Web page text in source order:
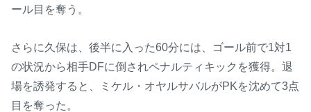
ール目を奪う。
さらに久保は、後半に入った60分には、ゴール前で1対1
の状況から相手DFに倒されペナルティキックを獲得。退
場を誘発すると、ミケル・オヤルサバルがPKを沈めて3点
目を奪った。